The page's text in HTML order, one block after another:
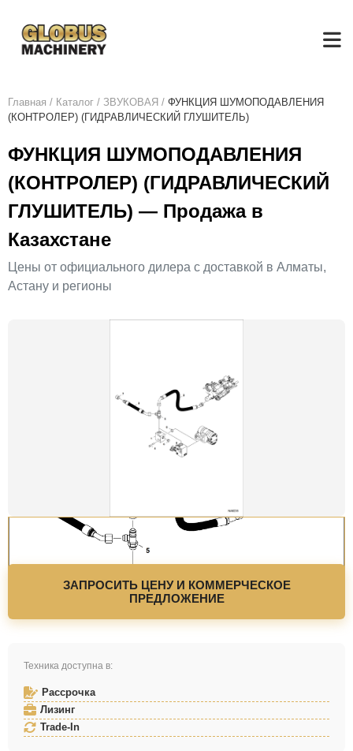
Главная / Каталог / ЗВУКОВАЯ / ФУНКЦИЯ ШУМОПОДАВЛЕНИЯ
(КОНТРОЛЕР) (ГИДРАВЛИЧЕСКИЙ ГЛУШИТЕЛЬ)
ФУНКЦИЯ ШУМОПОДАВЛЕНИЯ
(КОНТРОЛЕР) (ГИДРАВЛИЧЕСКИЙ
ГЛУШИТЕЛЬ) — Продажа в
Казахстане
Цены от официального дилера с доставкой в Алматы,
Астану и регионы
ЗАПРОСИТЬ ЦЕНУ И КОММЕРЧЕСКОЕ
ПРЕДЛОЖЕНИЕ
Техника доступна в:
Рассрочка
Лизинг
Trade-In